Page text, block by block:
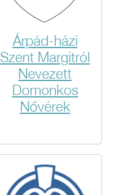
Árpád-házi
Szent Margitról
Nevezett
Domonkos
Nővérek